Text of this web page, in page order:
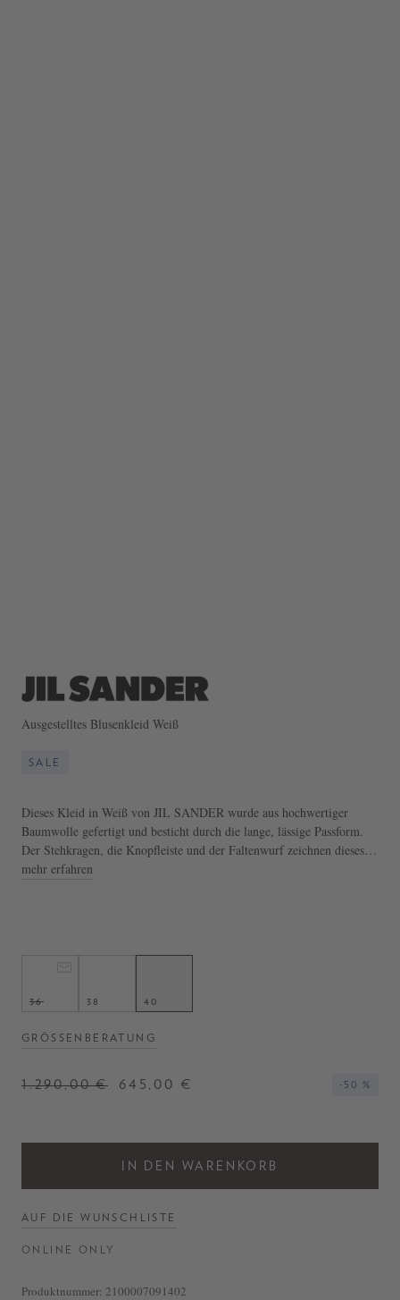
Ausgestelltes Blusenkleid Weiß
SALE
Dieses Kleid in Weiß von JIL SANDER wurde aus hochwertiger
Baumwolle gefertigt und besticht durch die lange, lässige Passform.
Der Stehkragen, die Knopfleiste und der Faltenwurf zeichnen dieses
Modell aus.
- Faltenwurf
mehr erfahren
36 38 40
GRÖSSENBERATUNG
1.290,00 € 645,00 € -50 %
IN DEN WARENKORB
AUF DIE WUNSCHLISTE
ONLINE ONLY
Produktnummer: 2100007091402